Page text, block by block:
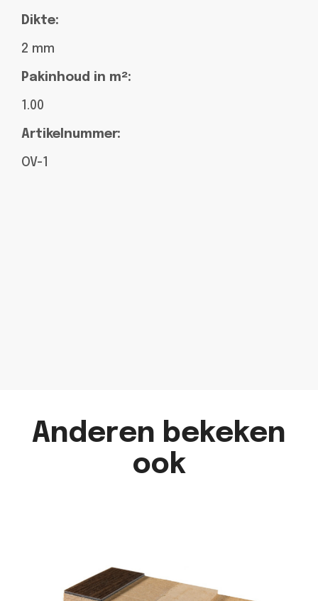
Dikte:
2 mm
Pakinhoud in m²:
1.00
Artikelnummer:
OV-1
Anderen bekeken
ook